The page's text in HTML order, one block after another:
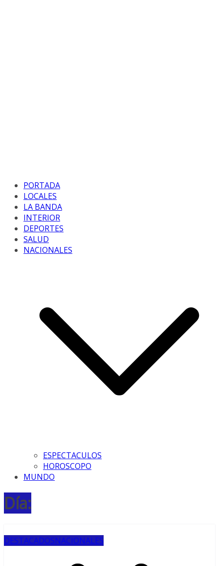
PORTADA
LOCALES
LA BANDA
INTERIOR
DEPORTES
SALUD
NACIONALES
ESPECTACULOS
HOROSCOPO
MUNDO
Día:
DESTACADOSNACIONALES